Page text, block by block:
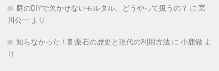
庭のDIYで欠かせないモルタル、どうやって扱うの？ に 宮
川公一 より
知らなかった！割栗石の歴史と現代の利用方法 に 小鹿徹 よ
り